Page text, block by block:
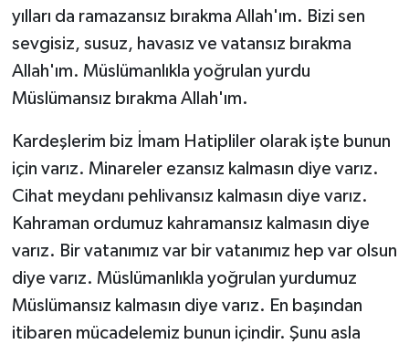
yılları da ramazansız bırakma Allah'ım. Bizi sen
sevgisiz, susuz, havasız ve vatansız bırakma
Allah'ım. Müslümanlıkla yoğrulan yurdu
Müslümansız bırakma Allah'ım.
Kardeşlerim biz İmam Hatipliler olarak işte bunun
için varız. Minareler ezansız kalmasın diye varız.
Cihat meydanı pehlivansız kalmasın diye varız.
Kahraman ordumuz kahramansız kalmasın diye
varız. Bir vatanımız var bir vatanımız hep var olsun
diye varız. Müslümanlıkla yoğrulan yurdumuz
Müslümansız kalmasın diye varız. En başından
itibaren mücadelemiz bunun içindir. Şunu asla